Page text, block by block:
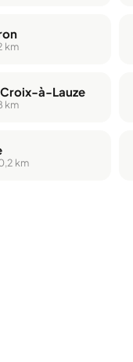
km
à-Lauze
km
km